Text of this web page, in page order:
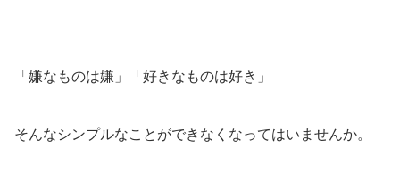
「嫌なものは嫌」「好きなものは好き」
そんなシンプルなことができなくなってはいませんか。